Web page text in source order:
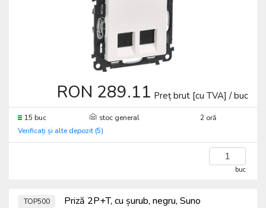
RON 289.11 Preț brut [cu TVA] / buc
15 buc stoc general
2 oră
Verificați și alte depozit (5)
buc
TOP500 Priză 2P+T, cu șurub, negru, Suno